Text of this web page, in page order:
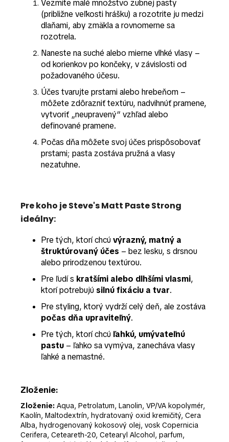
Vezmite malé množstvo zubnej pasty
(približne veľkosti hrášku) a rozotrite ju medzi
dlaňami, aby zmäkla a rovnomerne sa
rozotrela.
Naneste na suché alebo mierne vlhké vlasy –
od korienkov po končeky, v závislosti od
požadovaného účesu.
Účes tvarujte prstami alebo hrebeňom –
môžete zdôrazniť textúru, nadvihnúť pramene,
vytvoriť „neupravený“ vzhľad alebo
definované pramene.
Počas dňa môžete svoj účes prispôsobovať
prstami; pasta zostáva pružná a vlasy
nezatuhne.
Pre koho je Steve's Matt Paste Strong
ideálny:
Pre tých, ktorí chcúvýrazný, matný a
štruktúrovaný účes – bez lesku, s drsnou
alebo prirodzenou textúrou.
Pre ľudí s kratšími alebo dlhšími vlasmi,
ktorí potrebujúsilnú fixáciu a tvar.
Pre styling, ktorý vydrží celý deň, ale zostáva
počas dňa upraviteľný.
Pre tých, ktorí chcú ľahkú, umývateľnú
pastu – ľahko sa vymýva, zanecháva vlasy
ľahké a nemastné.
Zloženie:
Zloženie: Aqua, Petrolatum, Lanolin, VP/VA kopolymér,
Kaolín, Maltodextrín, hydratovaný oxid kremičitý, Cera
Alba, hydrogenovaný kokosový olej, vosk Copernicia
Cerifera, Ceteareth-20, Cetearyl Alcohol, parfum,